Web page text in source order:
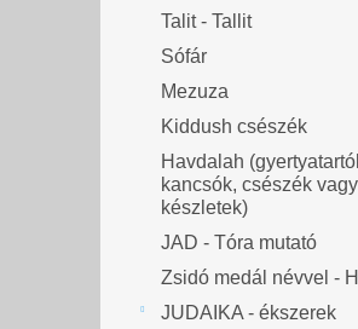
Talit - Tallit
Sófár
Mezuza
Kiddush csészék
Havdalah
kancsók, csészék vagy
készletek)
JAD - Tóra mutató
Zsidó medál névvel -
JUDAIKA - ékszerek